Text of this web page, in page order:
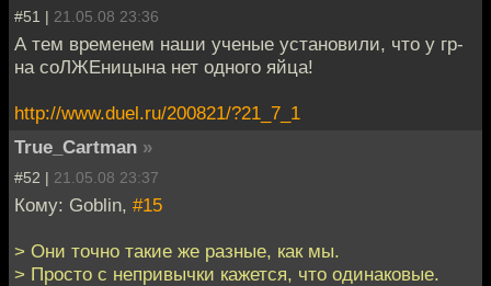
#51 | 21.05.08 23:36
А тем временем наши ученые установили, что у гр-
на соЛЖЕницына нет одного яйца!
http://www.duel.ru/200821/?21_7_1
True_Cartman »
#52 | 21.05.08 23:37
Кому: Goblin, #15
> Они точно такие же разные, как мы.
> Просто с непривычки кажется, что одинаковые.